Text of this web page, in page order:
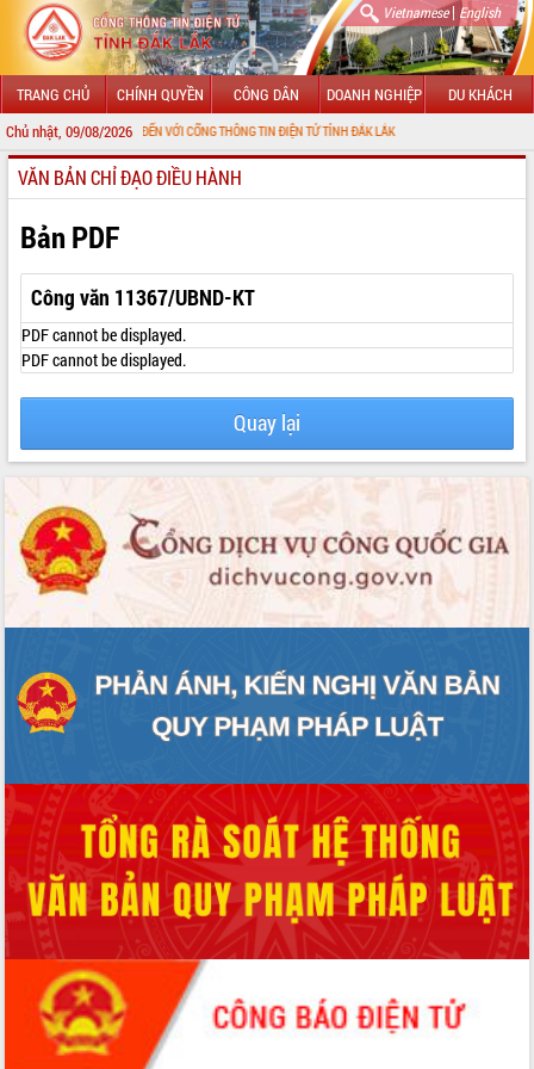
Vietnamese| English
TRANG CHỦ CHÍNH QUYỀN CÔNG DÂN DOANH NGHIỆP DU KHÁCH
Chủ nhật, 09/08/2026
CHÀO MỪNG ĐẾN VỚI CỔNG THÔNG TIN ĐIỆN TỬ TỈNH ĐẮK LẮK
GIỚI THIỆU
LÃNH ĐẠO UBND TỈNH
TIN TỨC SỰ KIỆN
SỞ, BAN, NGÀNH
UBND CÁC XÃ, PHƯỜNG
HỆ THỐNG VĂN BẢN
VĂN BẢN HĐND TỈNH
ĐIỂM TIN VĂN BẢN
QUY HOẠCH - KẾ HOẠCH
VĂN BẢN CHỈ ĐẠO ĐIỀU HÀNH
Bản PDF
Công văn 11367/UBND-KT
PDF cannot be displayed.
PDF cannot be displayed.
Quay lại